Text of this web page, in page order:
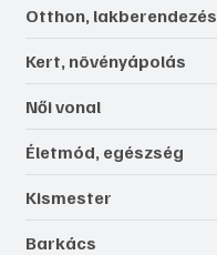
Otthon, lakberendezés
Kert, növényápolás
Női vonal
Életmód, egészség
Kismester
Barkács